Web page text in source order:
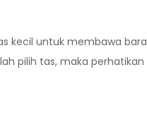
kecil untuk membawa
pilih tas, maka